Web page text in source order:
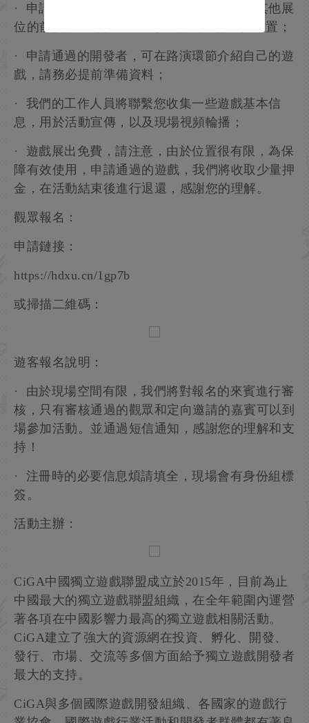
· 申請通過的開發者，在不影響現場秩序及其他展
位的前提下，可攜帶X展架及物料進行展位布置；
· 申請通過的開發者，可在路演環節介紹自己的遊
戲，請務必提前準備資料；
· 我們的工作人員將聯繫您收集一些遊戲基本信
息，用於活動宣傳，以及現場視頻輪播；
· 遊戲展出免費，請注意，由於位置很有限，為保
障有效使用，申請通過的遊戲，我們將收取少量押
金，在活動結束後進行退還，感謝您的理解。
觀眾報名：
申請鏈接：
https://hdxu.cn/1gp7b
或掃描二維碼：
遊客報名說明：
· 由於現場空間有限，我們將對報名的來賓進行審
核，只有審核通過的觀眾和定向邀請的嘉賓可以到
場參加活動。並通過短信通知，感謝您的理解和支
持！
· 注冊時的必要信息煩請填全，現場會有身份組標
簽。
活動主辦：
CiGA中國獨立遊戲聯盟成立於2015年，目前為止
中國最大的獨立遊戲聯盟組織，在全年範圍內運營
著各項在中國影響力最高的獨立遊戲相關活動。
CiGA建立了強大的資源網在投資、孵化、開發、
發行、市場、交流等多個方面給予獨立遊戲開發者
最大的支持。
CiGA與多個國際遊戲開發組織、各國家的遊戲行